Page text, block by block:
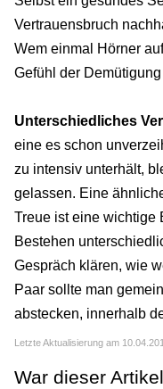
Vertrauensbruch
Wem einmal Hörner
Gefühl der
Unterschiedliches
eine es schon
zu intensiv unterhält,
gelassen. Eine
Treue ist eine wichtige
Bestehen
Gespräch klären, wie
Paar sollte man
abstecken, innerhalb
Letzte Aktualisierung am
War dieser